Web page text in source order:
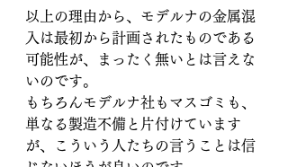
以上の理由から、モデルナの金属混
入は最初から計画されたものである
可能性が、まったく無いとは言えな
いのです。
もちろんモデルナ社もマスゴミも、
単なる製造不備と片付けています
が、こういう人たちの言うことは信